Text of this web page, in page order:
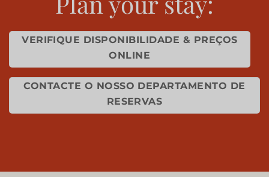
VERIFIQUE DISPONIBILIDADE & PREÇOS
ONLINE
CONTACTE O NOSSO DEPARTAMENTO DE
RESERVAS